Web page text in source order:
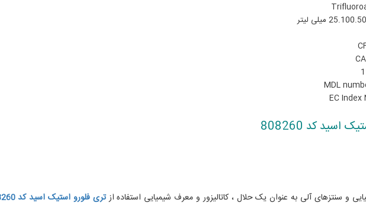
MDL
EC Index
اسید کد 808260
و سنتزهای آلی به عنوان یک حلال ، کاتالیزور و معرف شیمیایی استفاده ازتری فلورو استیک اسید کد 808260